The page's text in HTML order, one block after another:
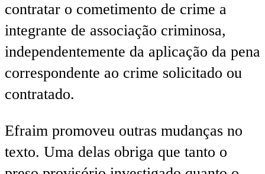
contratar o cometimento de crime a
integrante de associação criminosa,
independentemente da aplicação da pena
correspondente ao crime solicitado ou
contratado.
Efraim promoveu outras mudanças no
texto. Uma delas obriga que tanto o